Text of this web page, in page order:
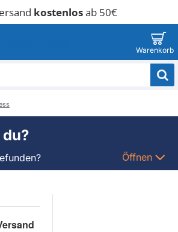
kostenlosab 50€
Öffnen